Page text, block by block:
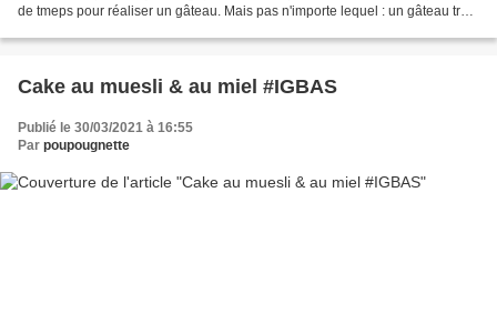
de tmeps pour réaliser un gâteau. Mais pas n'importe lequel : un gâteau très
Cake au muesli & au miel #IGBAS
Publié le 30/03/2021 à 16:55
Par poupougnette